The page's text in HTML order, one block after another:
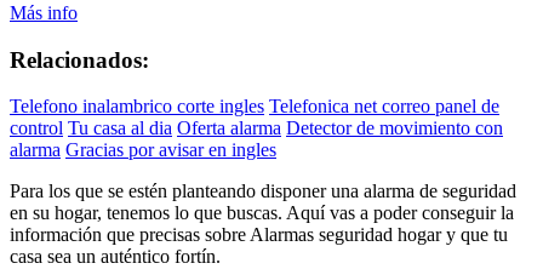
Más info
Relacionados:
Telefono inalambrico corte ingles Telefonica net correo panel de
control Tu casa al dia Oferta alarma Detector de movimiento con
alarma Gracias por avisar en ingles
Para los que se estén planteando disponer una alarma de seguridad
en su hogar, tenemos lo que buscas. Aquí vas a poder conseguir la
información que precisas sobre Alarmas seguridad hogar y que tu
casa sea un auténtico fortín.